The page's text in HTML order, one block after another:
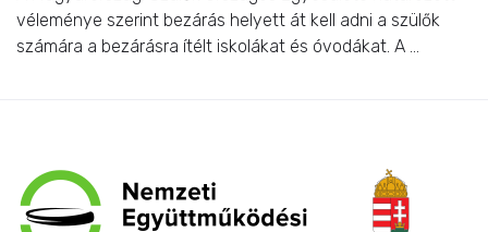
véleménye szerint bezárás helyett át kell adni a szülők
számára a bezárásra ítélt iskolákat és óvodákat. A ...